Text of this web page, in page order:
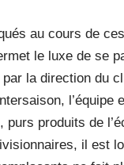
au cours de
le luxe de se
la direction du
purs produits de
il est